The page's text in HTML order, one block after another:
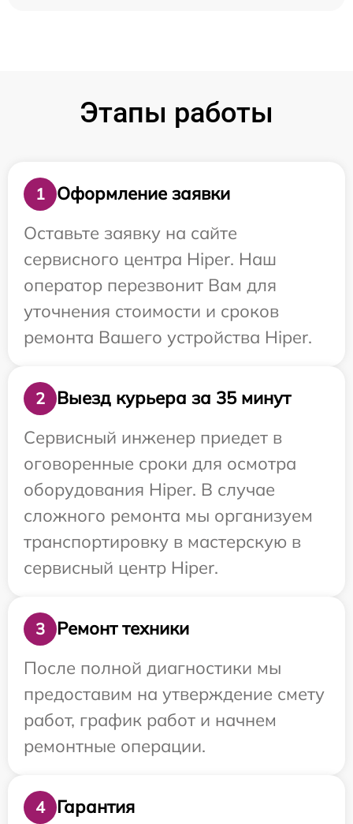
Этапы работы
1
Оформление заявки
Оставьте заявку на сайте
сервисного центра Hiper. Наш
оператор перезвонит Вам для
уточнения стоимости и сроков
ремонта Вашего устройства Hiper.
2
Выезд курьера за 35 минут
Сервисный инженер приедет в
оговоренные сроки для осмотра
оборудования Hiper. В случае
сложного ремонта мы организуем
транспортировку в мастерскую в
сервисный центр Hiper.
3
Ремонт техники
После полной диагностики мы
предоставим на утверждение смету
работ, график работ и начнем
ремонтные операции.
4 Гарантия